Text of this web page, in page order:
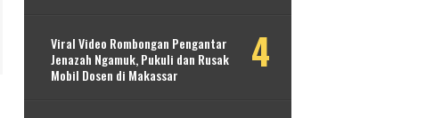
Viral Video Rombongan Pengantar
Jenazah Ngamuk, Pukuli dan Rusak
Mobil Dosen di Makassar